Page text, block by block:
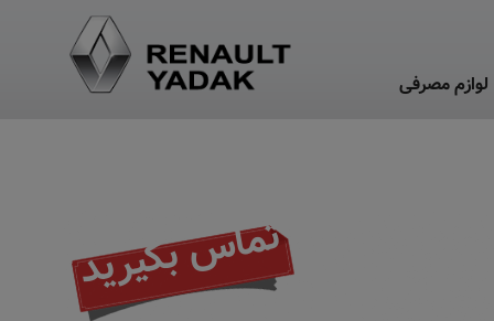
لوازم مصرفی
تماس بگیرید